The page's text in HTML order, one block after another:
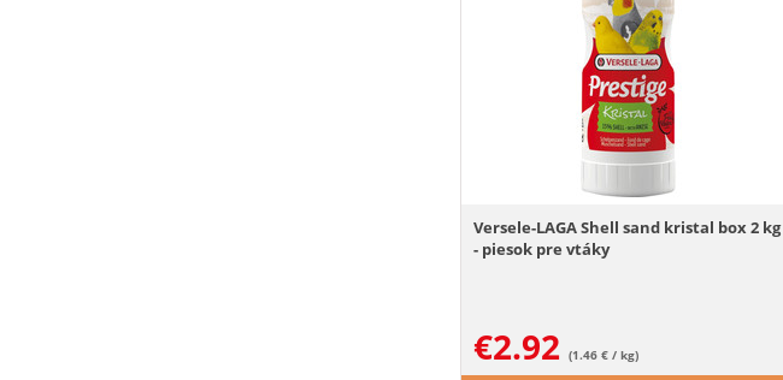
Versele-LAGA Shell sand kristal box 2 kg
- piesok pre vtáky
€2.92 (1.46 € / kg)